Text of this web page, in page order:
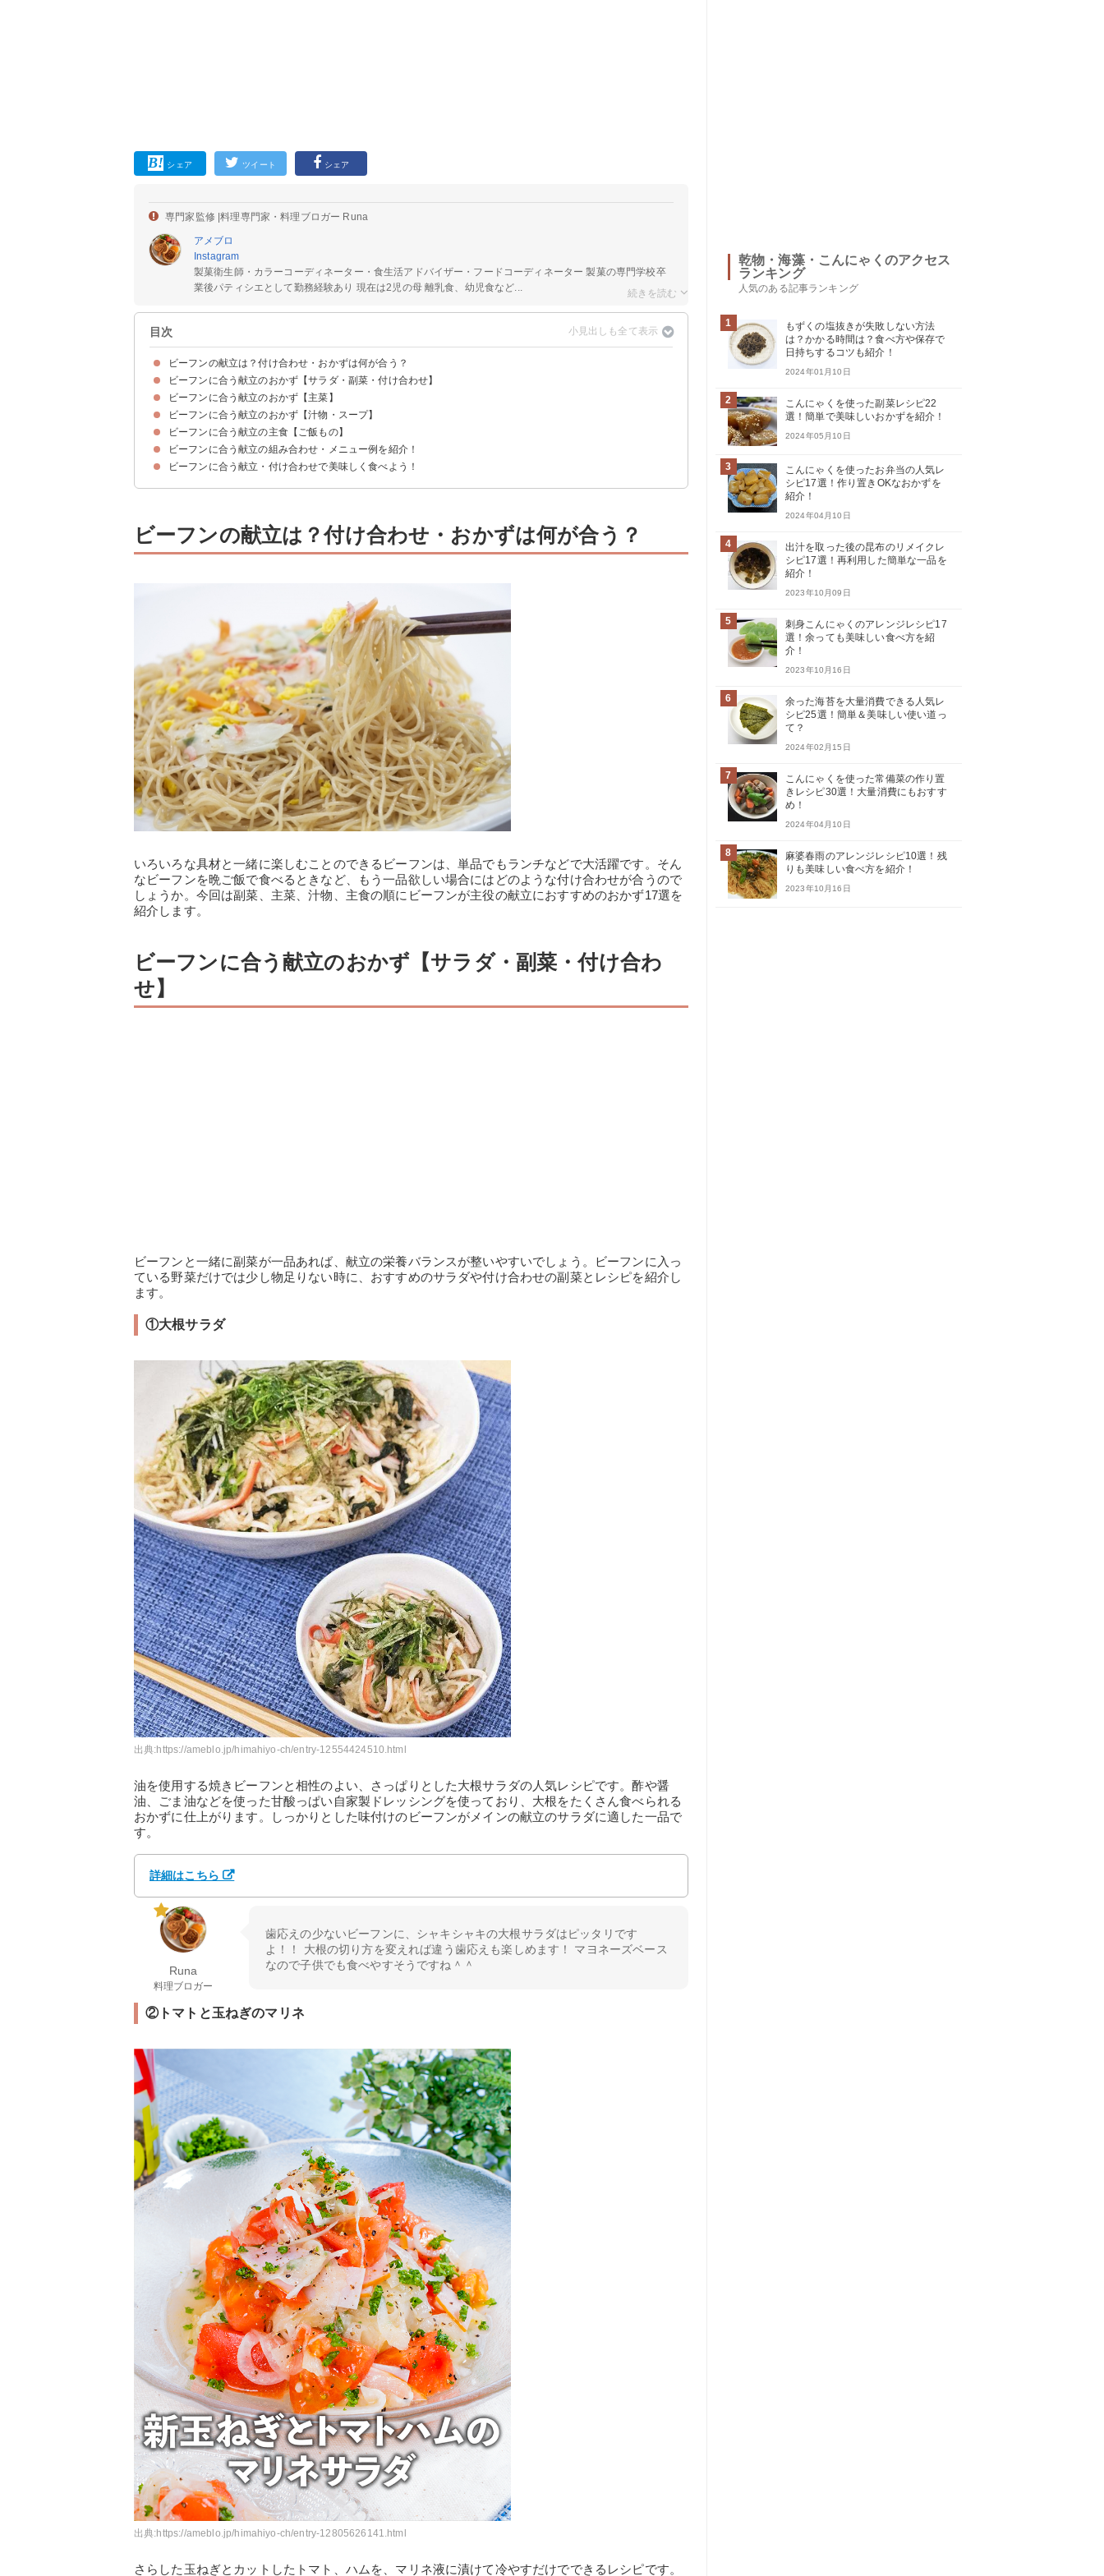
シェア ツイート シェア
専門家監修 |料理専門家・料理ブロガー Runa
アメブロ
Instagram
製菓衛生師・カラーコーディネーター・食生活アドバイザー・フードコーディネーター 製菓の専門学校卒
業後パティシエとして勤務経験あり 現在は2児の母 離乳食、幼児食など...
目次
ビーフンの献立は？付け合わせ・おかずは何が合う？
ビーフンに合う献立のおかず【サラダ・副菜・付け合わせ】
①大根サラダ
②トマトと玉ねぎのマリネ
③豆苗のナムル
④なすの煮浸し
⑤空心菜のガーリック炒め
ビーフンに合う献立のおかず【主菜】
①鶏の照り焼き
②豚キムチ
③えびのオイスターソース炒め
④しらすとカニカマのかに玉
ビーフンに合う献立のおかず【汁物・スープ】
①わかめスープ
②中華スープ
③酸辣湯
④すまし汁
⑤餃子スープ
ビーフンに合う献立の主食【ご飯もの】
①カオマンガイ
②チャーハン
③ガパオライス
ビーフンに合う献立の組み合わせ・メニュー例を紹介！
献立メニュー例①
献立メニュー例②
献立メニュー例③
ビーフンに合う献立・付け合わせで美味しく食べよう！
ビーフンの献立は？付け合わせ・おかずは何が合う？
いろいろな具材と一緒に楽しむことのできるビーフンは、単品でもランチなどで大活躍です。そん
なビーフンを晩ご飯で食べるときなど、もう一品欲しい場合にはどのような付け合わせが合うので
しょうか。今回は副菜、主菜、汁物、主食の順にビーフンが主役の献立におすすめのおかず17選を
紹介します。
ビーフンに合う献立のおかず【サラダ・副菜・付け合わ
せ】
ビーフンと一緒に副菜が一品あれば、献立の栄養バランスが整いやすいでしょう。ビーフンに入っ
ている野菜だけでは少し物足りない時に、おすすめのサラダや付け合わせの副菜とレシピを紹介し
ます。
①大根サラダ
出典:https://ameblo.jp/himahiyo-ch/entry-12554424510.html
油を使用する焼きビーフンと相性のよい、さっぱりとした大根サラダの人気レシピです。酢や醤
油、ごま油などを使った甘酸っぱい自家製ドレッシングを使っており、大根をたくさん食べられる
おかずに仕上がります。しっかりとした味付けのビーフンがメインの献立のサラダに適した一品で
す。
詳細はこちら
Runa
料理ブロガー
歯応えの少ないビーフンに、シャキシャキの大根サラダはピッタリです
よ！！ 大根の切り方を変えれば違う歯応えも楽しめます！ マヨネーズベース
なので子供でも食べやすそうですね＾＾
②トマトと玉ねぎのマリネ
出典:https://ameblo.jp/himahiyo-ch/entry-12805626141.html
さらした玉ねぎとカットしたトマト、ハムを、マリネ液に漬けて冷やすだけでできるレシピです。
乾物・海藻・こんにゃくのアクセス
ランキング
人気のある記事ランキング
1
もずくの塩抜きが失敗しない方法
は？かかる時間は？食べ方や保存で
日持ちするコツも紹介！
2024年01月10日
2
こんにゃくを使った副菜レシピ22
選！簡単で美味しいおかずを紹介！
2024年05月10日
3
こんにゃくを使ったお弁当の人気レ
シピ17選！作り置きOKなおかずを
紹介！
2024年04月10日
4
出汁を取った後の昆布のリメイクレ
シピ17選！再利用した簡単な一品を
紹介！
2023年10月09日
5
刺身こんにゃくのアレンジレシピ17
選！余っても美味しい食べ方を紹
介！
2023年10月16日
6
余った海苔を大量消費できる人気レ
シピ25選！簡単＆美味しい使い道っ
て？
2024年02月15日
7
こんにゃくを使った常備菜の作り置
きレシピ30選！大量消費にもおすす
め！
2024年04月10日
8
麻婆春雨のアレンジレシピ10選！残
りも美味しい食べ方を紹介！
2023年10月16日